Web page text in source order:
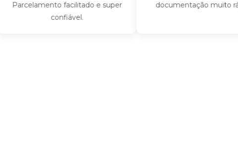
facilitado e super
confiável.
documentação muito rápido.